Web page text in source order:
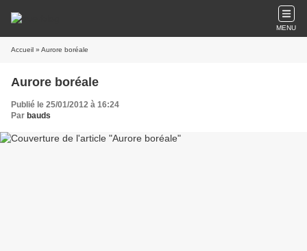
MENU
Accueil » Aurore boréale
Aurore boréale
Publié le 25/01/2012 à 16:24
Par bauds